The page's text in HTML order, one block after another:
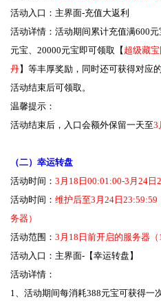
活动入口：主界面-充值大返利
活动详情：活动期间累计充值满600
元宝、20000元宝即可领取【 超级藏宝
丹】等丰厚奖励，同时还可获得对应
活动结束后可领取。
温馨提示：
活动结束后，入口会额外保留一天至3
（二）幸运转盘
活动时间： 3月18日00:01:00-3月24日
活动时间： 维护后至3月24日
务器）
活动范围： 3月18日前开启的服务器（
活动入口：主界面-【幸运转盘】
活动详情：
1、活动期间每消耗388元宝可获得一